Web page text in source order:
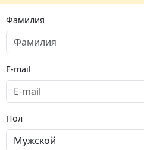
Фамилия
E-mail
Пол